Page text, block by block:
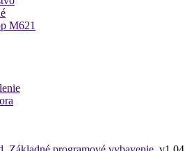
M621